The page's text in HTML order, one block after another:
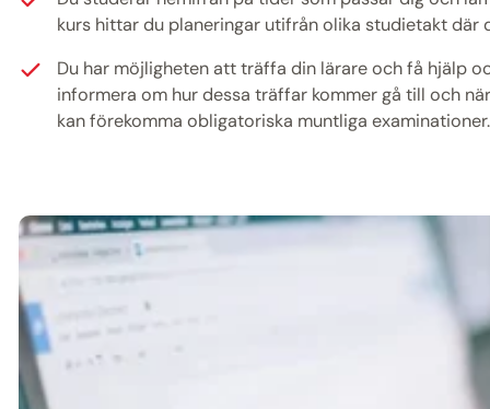
kurs hittar du planeringar utifrån olika studietakt där
Du har möjligheten att träffa din lärare och få hjälp
informera om hur dessa träffar kommer gå till och
kan förekomma obligatoriska muntliga